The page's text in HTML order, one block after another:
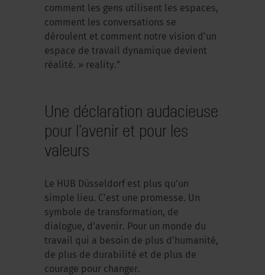
comment les gens utilisent les espaces,
comment les conversations se
déroulent et comment notre vision d’un
espace de travail dynamique devient
réalité. » reality.”
Une déclaration audacieuse
pour l’avenir et pour les
valeurs
Le HUB Düsseldorf est plus qu’un
simple lieu. C’est une promesse. Un
symbole de transformation, de
dialogue, d’avenir. Pour un monde du
travail qui a besoin de plus d’humanité,
de plus de durabilité et de plus de
courage pour changer.